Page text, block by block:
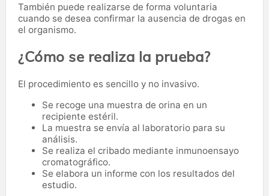
También puede realizarse de forma voluntaria
cuando se desea confirmar la ausencia de drogas en
el organismo.
¿Cómo se realiza la prueba?
El procedimiento es sencillo y no invasivo.
Se recoge una muestra de orina en un
recipiente estéril.
La muestra se envía al laboratorio para su
análisis.
Se realiza el cribado mediante inmunoensayo
cromatográfico.
Se elabora un informe con los resultados del
estudio.